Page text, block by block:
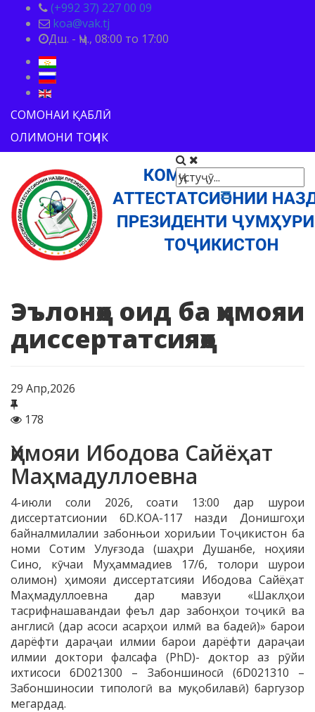
(+992 37) 227 00 09
koa@vak.tj
Дш. - Ҷм., 08:00 то 17:00
СОМОНАИ ҚАБЛӢ
ОЛИМОНИ ТОҶИК
Эълонҳо оид ба ҳимояи
диссертатсияҳо
29 Апр,2026
178
Ҳимояи Ибодова Сайёҳат
Маҳмадуллоевна
4-июли соли 2026, соати 13:00 дар шурои
диссертатсионии 6D.КОА-117 назди Донишгоҳи
байналмилалии забонњои хориљии Тоҷикистон ба
номи Сотим Улуғзода (шаҳри Душанбе, ноҳияи
Сино, кӯчаи Муҳаммадиев 17/6, толори шурои
олимон) ҳимояи диссертатсияи Ибодова Сайёҳат
Маҳмадуллоевна дар мавзуи «Шаклҳои
тасрифнашавандаи феъл дар забонҳои тоҷикӣ ва
англисӣ (дар асоси асарҳои илмӣ ва бадеӣ)» барои
дарёфти дараҷаи илмии барои дарёфти дараҷаи
илмии доктори фалсафа (PhD)- доктор аз рӯйи
ихтисоси 6D021300 – Забоншиносӣ (6D021310 –
Забоншиносии типологӣ ва муқобилавӣ) баргузор
мегардад.